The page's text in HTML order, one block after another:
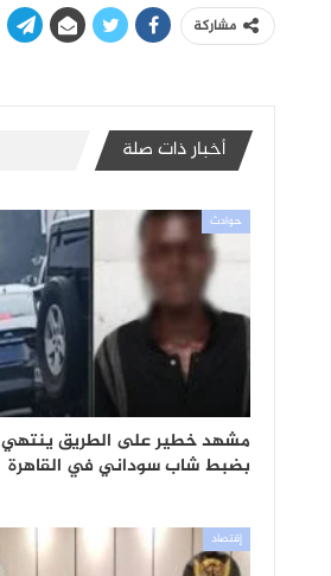
مشاركة
أخبار ذات صلة
حوادث
مشهد خطير على الطريق ينتهي
بضبط شاب سوداني في القاهرة
إقتصاد